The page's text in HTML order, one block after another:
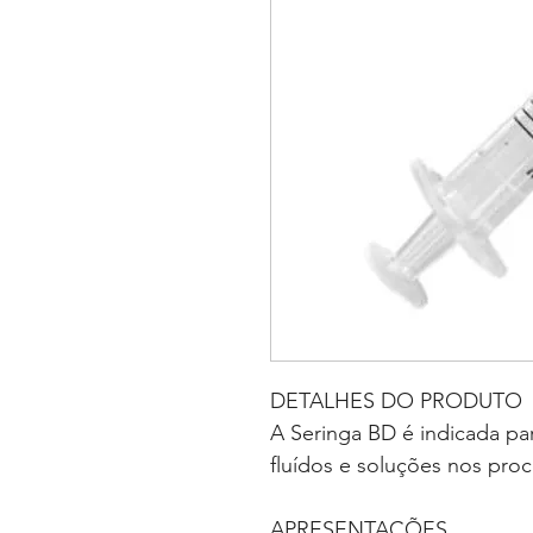
DETALHES DO PRODUTO
A Seringa BD é indicada
fluídos e soluções nos